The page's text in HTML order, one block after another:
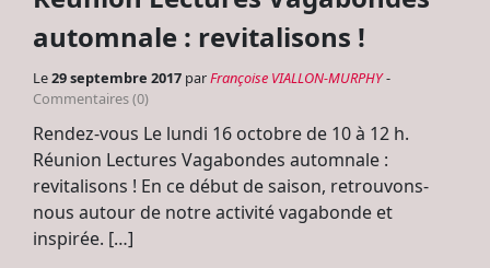
automnale : revitalisons !
Le29 septembre 2017 parFrançoise VIALLON-MURPHY-
Commentaires (0)
Rendez-vous Le lundi 16 octobre de 10 à 12 h.
Réunion Lectures Vagabondes automnale :
revitalisons ! En ce début de saison, retrouvons-
nous autour de notre activité vagabonde et
inspirée. […]